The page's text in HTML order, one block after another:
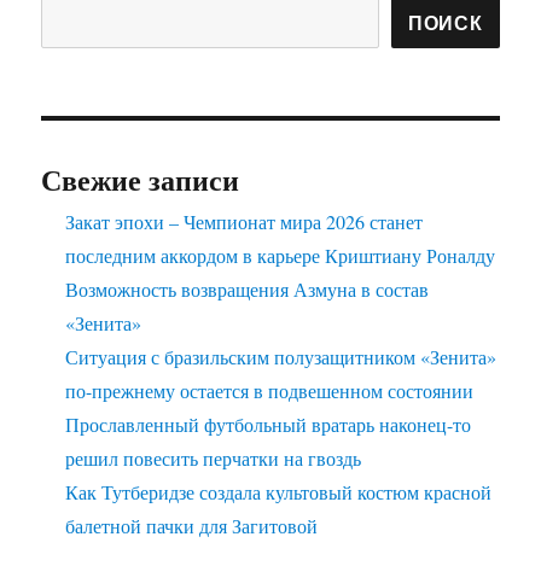
ПОИСК
Свежие записи
Закат эпохи – Чемпионат мира 2026 станет
последним аккордом в карьере Криштиану Роналду
Возможность возвращения Азмуна в состав
«Зенита»
Ситуация с бразильским полузащитником «Зенита»
по-прежнему остается в подвешенном состоянии
Прославленный футбольный вратарь наконец-то
решил повесить перчатки на гвоздь
Как Тутберидзе создала культовый костюм красной
балетной пачки для Загитовой